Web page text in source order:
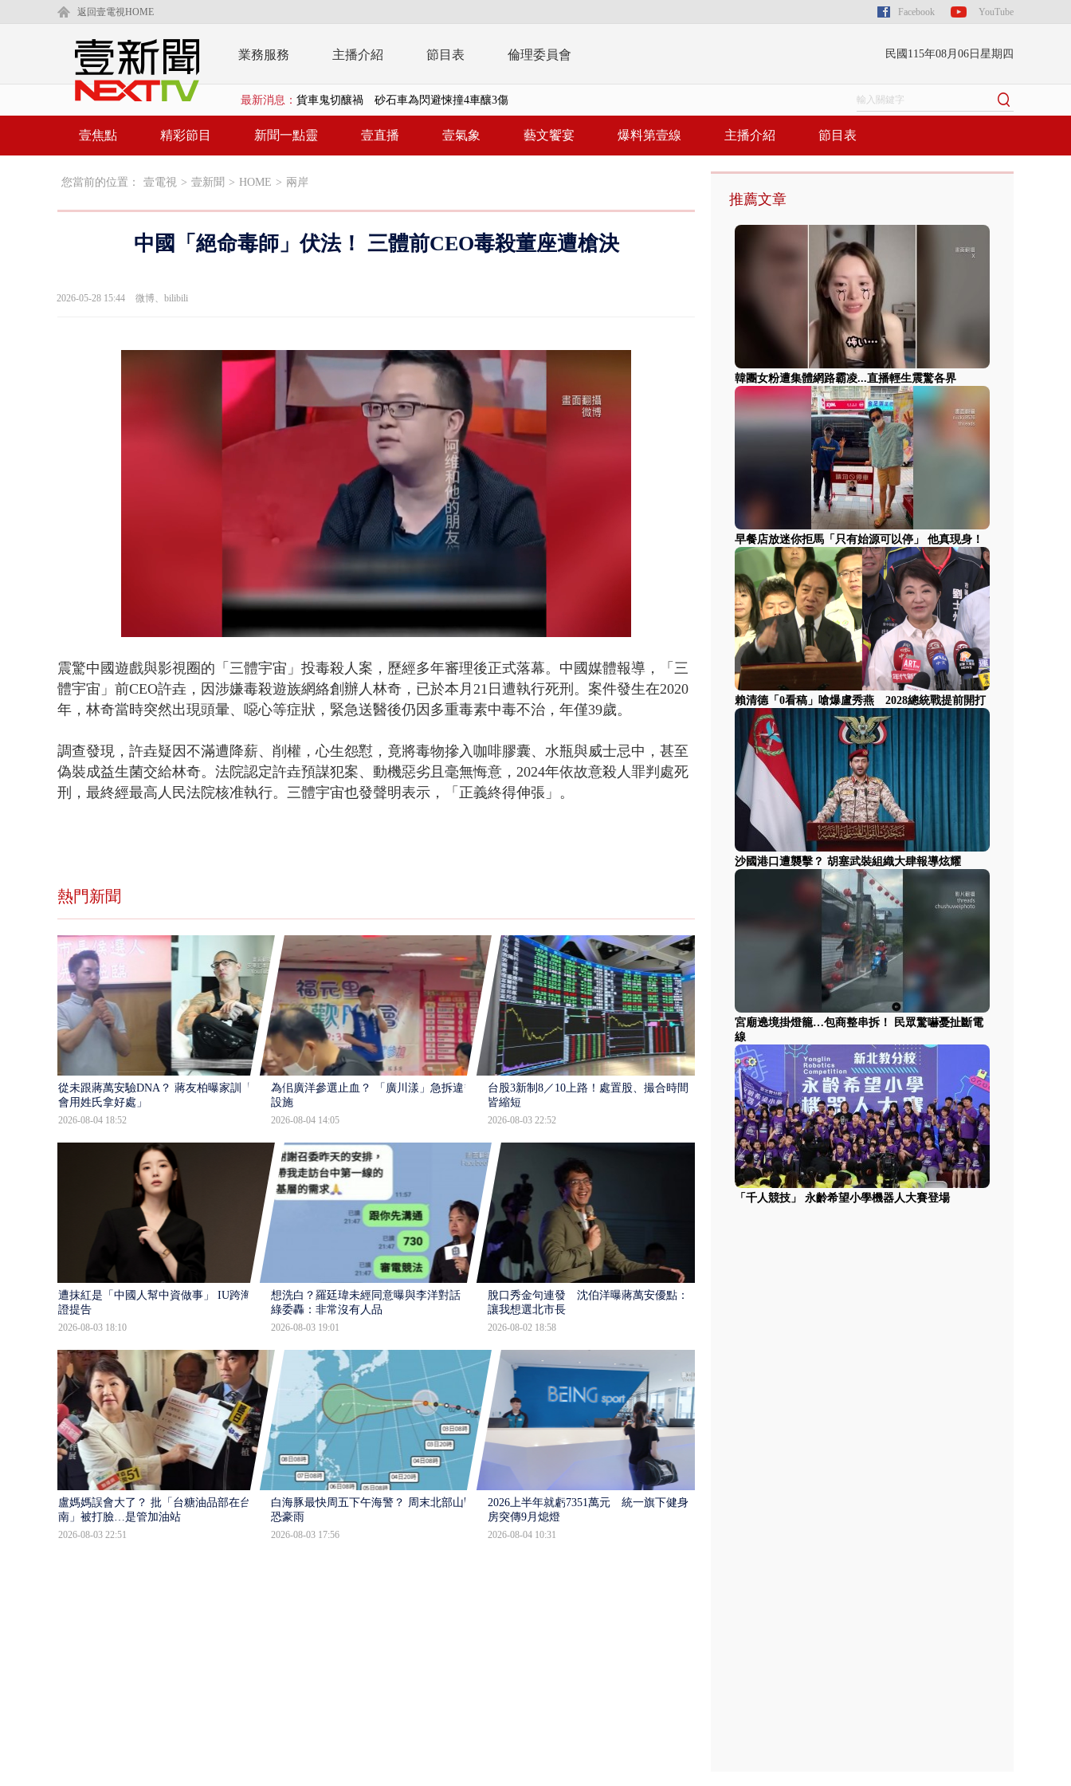
返回壹電視HOME Facebook YouTube
業務服務 主播介紹 節目表 倫理委員會 民國115年08月06日星期四
最新消息： 白海豚逼近...北市「颱風整備假」？ 蔣萬安...
利慾薰心！ 美女律師涉龐大洗錢鏈 通緝港...
暗網買5000萬筆個資！ 網軍洩密中共遭起訴...
貨車鬼切釀禍 砂石車為閃避悚撞4車釀3傷
壹焦點 精彩節目 新聞一點靈 壹直播 壹氣象 藝文饗宴 爆料第壹線 主播介紹 節目表
您當前的位置： 壹電視 > 壹新聞 > HOME > 兩岸
中國「絕命毒師」伏法！ 三體前CEO毒殺董座遭槍決
2026-05-28 15:44 微博、bilibili
Loaded:
44.53%
震驚中國遊戲與影視圈的「三體宇宙」投毒殺人案，歷經多年審理後正式落幕。中國媒體報導，「三
體宇宙」前CEO許垚，因涉嫌毒殺遊族網絡創辦人林奇，已於本月21日遭執行死刑。案件發生在2020
年，林奇當時突然出現頭暈、噁心等症狀，緊急送醫後仍因多重毒素中毒不治，年僅39歲。
調查發現，許垚疑因不滿遭降薪、削權，心生怨懟，竟將毒物摻入咖啡膠囊、水瓶與威士忌中，甚至
偽裝成益生菌交給林奇。法院認定許垚預謀犯案、動機惡劣且毫無悔意，2024年依故意殺人罪判處死
刑，最終經最高人民法院核准執行。三體宇宙也發聲明表示，「正義終得伸張」。
熱門新聞
從未跟蔣萬安驗DNA？ 蔣友柏曝家訓「不
會用姓氏拿好處」
2026-08-04 18:52
為佀廣洋參選止血？ 「廣川漾」急拆違規
設施
2026-08-04 14:05
台股3新制8／10上路！處置股、撮合時間
皆縮短
2026-08-03 22:52
遭抹紅是「中國人幫中資做事」 IU跨海蒐
證提告
2026-08-03 18:10
想洗白？羅廷瑋未經同意曝與李洋對話
綠委轟：非常沒有人品
2026-08-03 19:01
脫口秀金句連發 沈伯洋曝蔣萬安優點：
讓我想選北市長
2026-08-02 18:58
盧媽媽誤會大了？ 批「台糖油品部在台
南」被打臉…是管加油站
2026-08-03 22:51
白海豚最快周五下午海警？ 周末北部山區
恐豪雨
2026-08-03 17:56
2026上半年就虧7351萬元 統一旗下健身
房突傳9月熄燈
2026-08-04 10:31
推薦文章
韓團女粉遭集體網路霸凌...直播輕生震驚各界
早餐店放迷你拒馬「只有始源可以停」 他真現身！
賴清德「0看稿」嗆爆盧秀燕 2028總統戰提前開打
沙國港口遭襲擊？ 胡塞武裝組織大肆報導炫耀
宮廟遶境掛燈籠…包商整串拆！ 民眾驚嚇憂扯斷電
線
「千人競技」 永齡希望小學機器人大賽登場